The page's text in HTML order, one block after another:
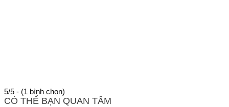
5/5 - (1 bình chọn)
CÓ THỂ BẠN QUAN TÂM